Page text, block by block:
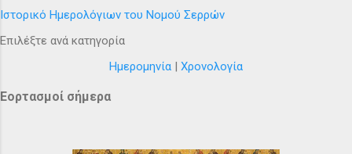
Ιστορικό Ημερολόγιων του Νομού Σερρών
Επιλέξτε ανά κατηγορία
Ημερομηνία | Χρονολογία
Εορτασμοί σήμερα